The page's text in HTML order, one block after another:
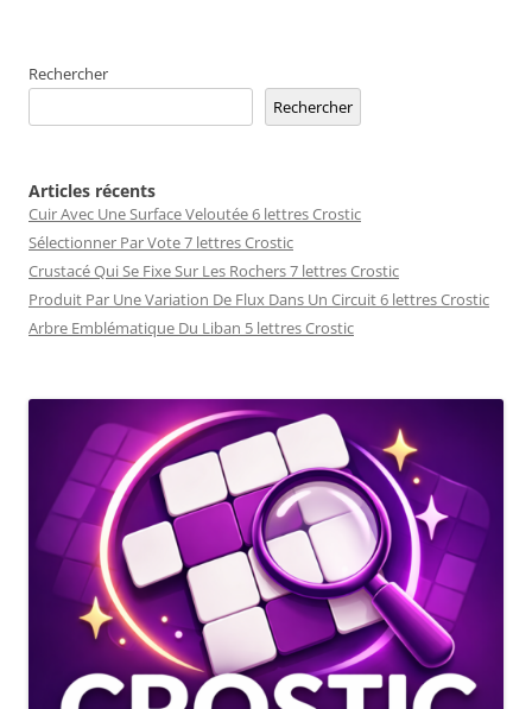
Rechercher
Rechercher
Articles récents
Cuir Avec Une Surface Veloutée 6 lettres Crostic
Sélectionner Par Vote 7 lettres Crostic
Crustacé Qui Se Fixe Sur Les Rochers 7 lettres Crostic
Produit Par Une Variation De Flux Dans Un Circuit 6 lettres Crostic
Arbre Emblématique Du Liban 5 lettres Crostic